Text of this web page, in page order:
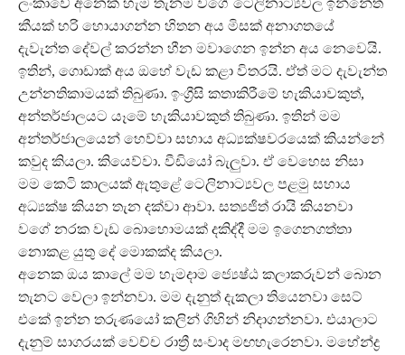
කීයක් හරි හොයාගන්න හිතන අය මිසක් අනාගතයේ
දැවැන්ත දේවල් කරන්න හීන මවාගෙන ඉන්න අය නෙවෙයි.
ඉතින්, ගොඩාක් අය ඔහේ වැඩ කළා විතරයි. ඒත් මට දැවැන්ත
උන්නතිකාමයක් තිබුණා. ඉංග්‍රීසි කතාකිරීමේ හැකියාවකුත්,
අන්තර්ජාලයට යෑමේ හැකියාවකුත් තිබුණා. ඉතින් මම
අන්තර්ජාලයෙන් හෙව්වා සහාය අධ්‍යක්ෂවරයෙක් කියන්නේ
කවුද කියලා. කියෙව්වා. වීඩියෝ බැලු‍වා. ඒ වෙහෙස නිසා
මම කෙටි කාලයක් ඇතුළේ ටෙලිනාට්‍යවල පළමු සහාය
අධ්‍යක්ෂ කියන තැන දක්වා ආවා. සත්‍යජිත් රායි කියනවා
වගේ නරක වැඩ බොහොමයක් දකිද්දී මම ඉගෙනගත්තා
නොකළ යුතු දේ මොකක්ද කියලා.
අනෙක ඔය කාලේ මම හැමදාම ජ්‍යෙෂ්ඨ කලාකරුවන් බොන
තැනට වෙලා ඉන්නවා. මම දැනුත් දැකලා තියෙනවා සෙට්
එකේ ඉන්න තරුණයෝ කලින් ගිහින් නිදාගන්නවා. එයාලාට
දැනුම් සාගරයක් වෙච්ච රාත්‍රී සංවාද මඟහැරෙනවා. මහේන්ද්‍ර